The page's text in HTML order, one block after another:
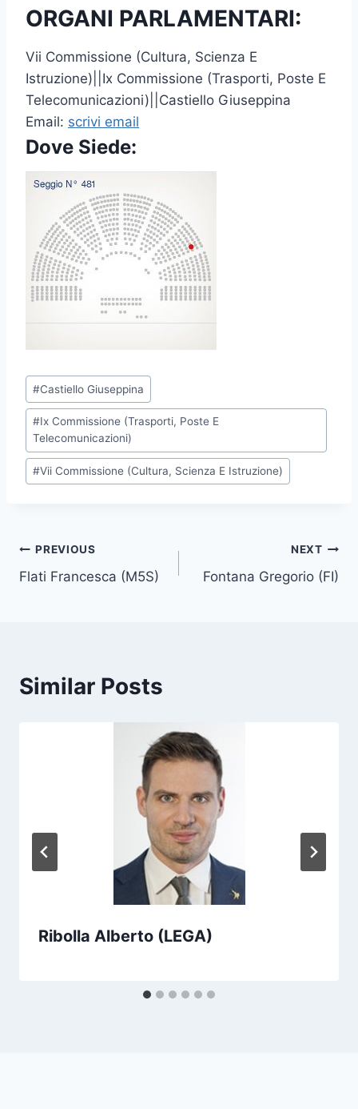
ORGANI PARLAMENTARI:
Vii Commissione (Cultura, Scienza E
Istruzione)||Ix Commissione (Trasporti, Poste E
Telecomunicazioni)||Castiello Giuseppina
Email: scrivi email
Dove Siede:
P
o
a
:
#Castiello Giuseppina
#Ix Commissione (Trasporti, Poste E
Telecomunicazioni)
#Vii Commissione (Cultura, Scienza E Istruzione)
Post
navigation
PREVIOUS
Flati Francesca (M5S)
NEXT
Fontana Gregorio (FI)
Similar Posts
Ribolla Alberto (LEGA)